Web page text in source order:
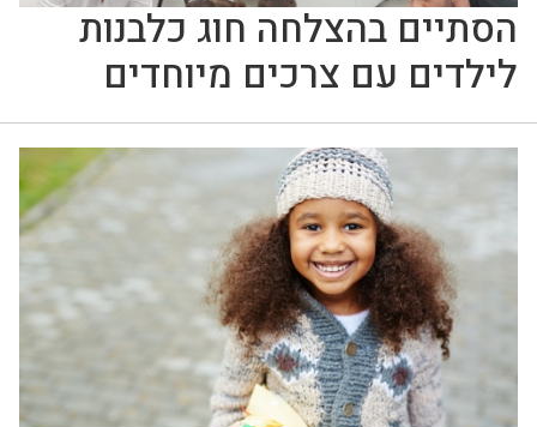
הסתיים בהצלחה חוג כלבנות
לילדים עם צרכים מיוחדים